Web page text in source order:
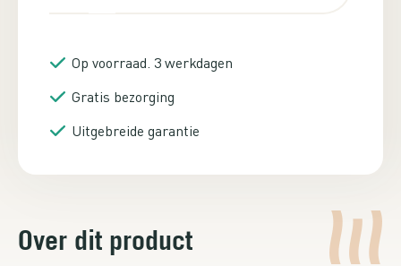
Op voorraad. 3 werkdagen
Gratis bezorging
Uitgebreide garantie
Over dit product